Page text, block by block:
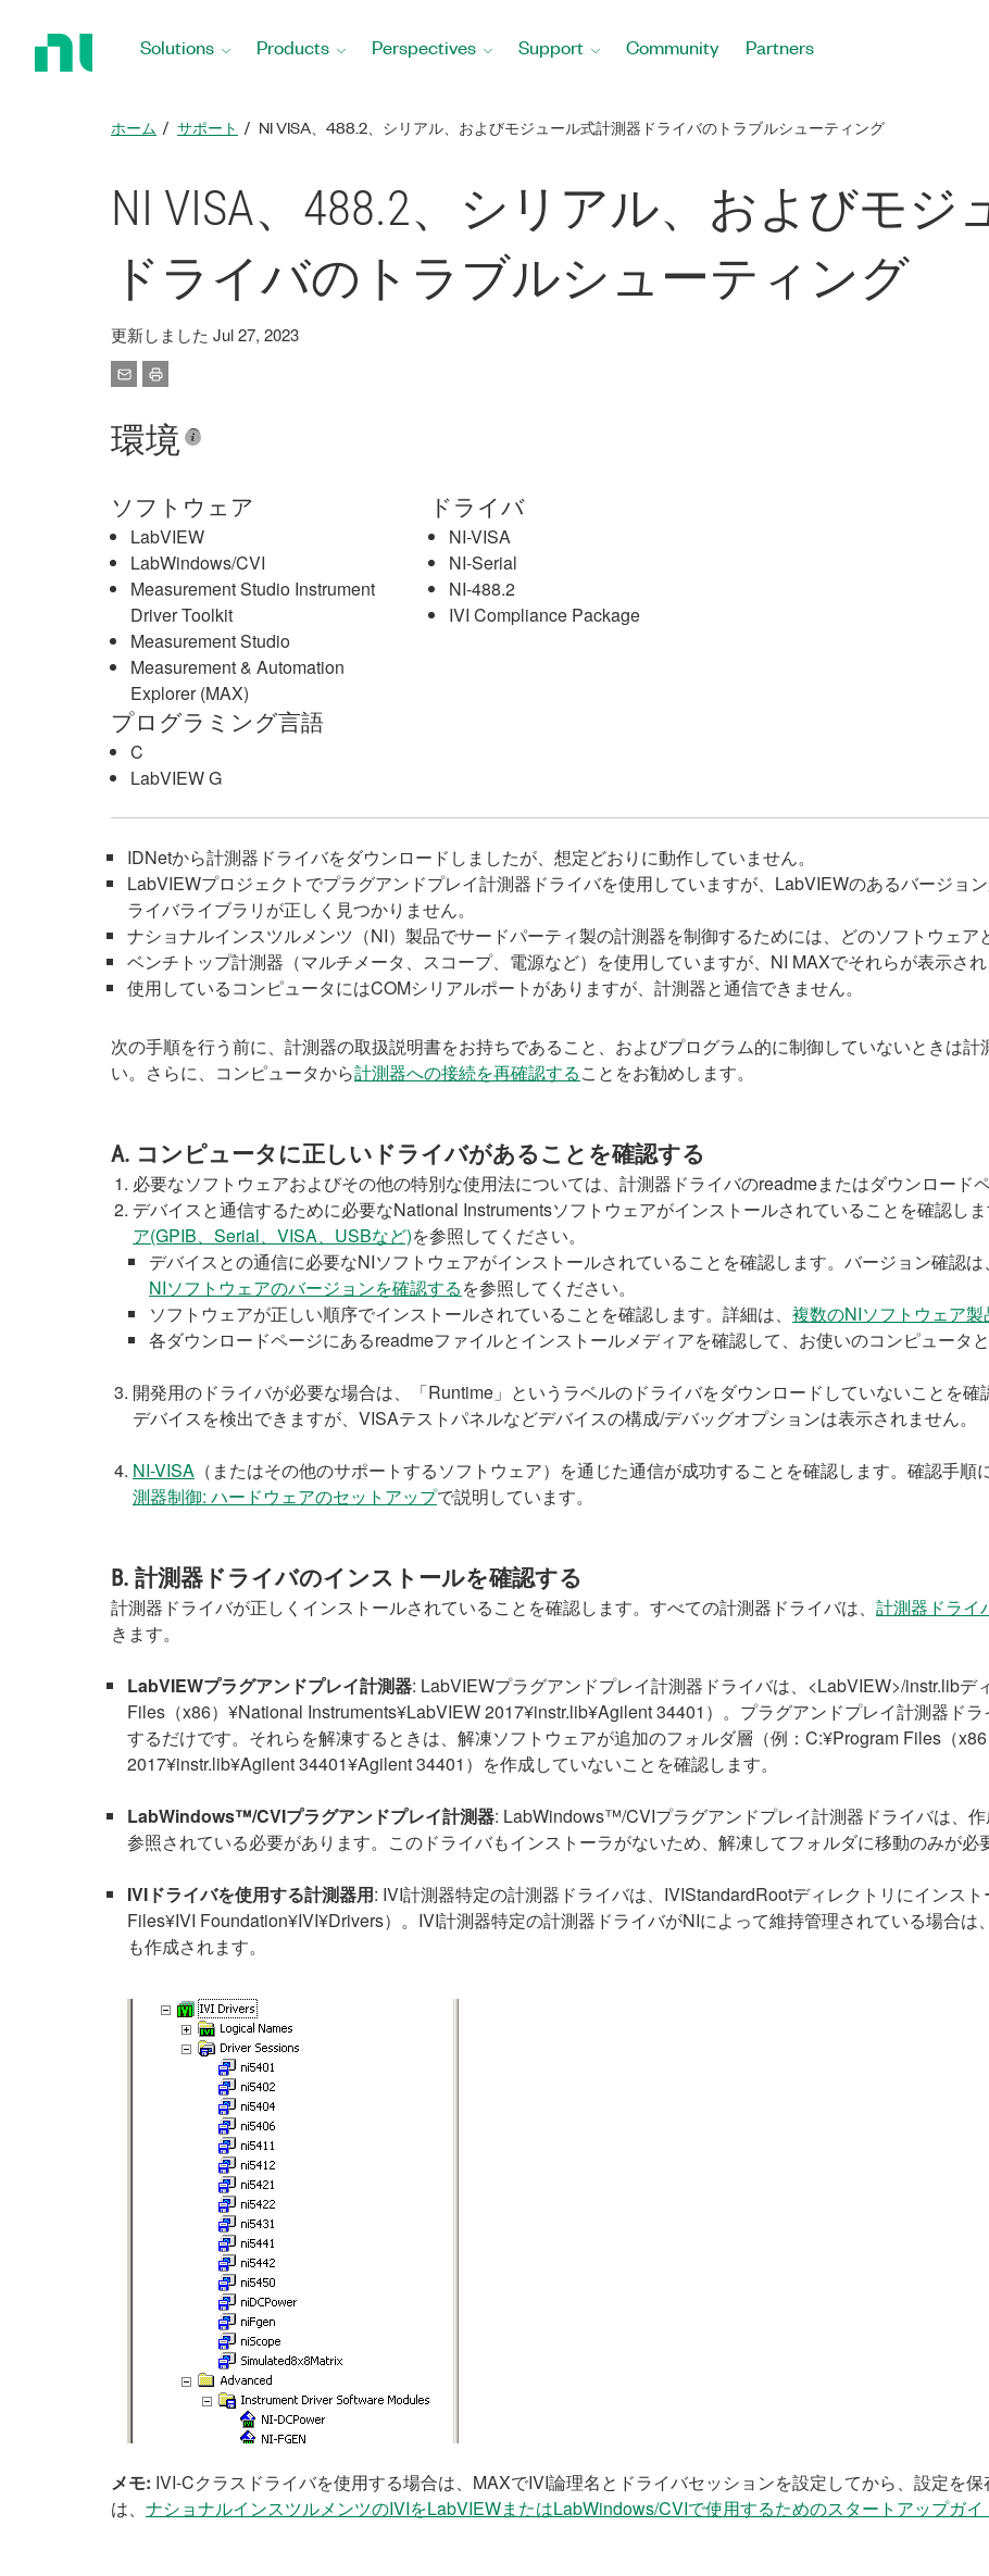
Solutions Products Perspectives Support Community Partners
ホーム サポート NI VISA、488.2、シリアル、およびモジュール式計測器ドライバのトラブルシューティング
NI VISA、488.2、シリアル、およびモジ
ドライバのトラブルシューティング
更新しました Jul 27, 2023
環境
ソフトウェア
LabVIEW
LabWindows/CVI
Measurement Studio Instrument
Driver Toolkit
Measurement Studio
Measurement & Automation
Explorer (MAX)
ドライバ
NI-VISA
NI-Serial
NI-488.2
IVI Compliance Package
プログラミング言語
C
LabVIEW G
IDNetから計測器ドライバをダウンロードしましたが、想定どおりに動作していません。
LabVIEWプロジェクトでプラグアンドプレイ計測器ドライバを使用していますが、LabVIEWのあるバージョ
ライバライブラリが正しく見つかりません。
ナショナルインスツルメンツ（NI）製品でサードパーティ製の計測器を制御するためには、どのソフトウェア
ベンチトップ計測器（マルチメータ、スコープ、電源など）を使用していますが、NI MAXでそれらが表示され
使用しているコンピュータにはCOMシリアルポートがありますが、計測器と通信できません。
次の手順を行う前に、計測器の取扱説明書をお持ちであること、およびプログラム的に制御していないときは
い。さらに、コンピュータから計測器への接続を再確認することをお勧めします。
A. コンピュータに正しいドライバがあることを確認する
必要なソフトウェアおよびその他の特別な使用法については、計測器ドライバのreadmeまたはダウンロード
デバイスと通信するために必要なNational Instrumentsソフトウェアがインストールされていることを確認し
ア(GPIB、Serial、VISA、USBなど)を参照してください。
デバイスとの通信に必要なNIソフトウェアがインストールされていることを確認します。バージョン確認は、
NIソフトウェアのバージョンを確認するを参照してください。
ソフトウェアが正しい順序でインストールされていることを確認します。詳細は、 複数のNIソフトウェア
各ダウンロードページにあるreadmeファイルとインストールメディアを確認して、お使いのコンピュータ
開発用のドライバが必要な場合は、「Runtime」というラベルのドライバをダウンロードしていないことを
デバイスを検出できますが、VISAテストパネルなどデバイスの構成/デバッグオプションは表示されません。
NI-VISA （またはその他のサポートするソフトウェア）を通じた通信が成功することを確認します。確認手
測器制御: ハードウェアのセットアップで説明しています。
B. 計測器ドライバのインストールを確認する
計測器ドライバが正しくインストールされていることを確認します。すべての計測器ドライバは、 計測器ドライ
きます。
LabVIEWプラグアンドプレイ計測器: LabVIEWプラグアンドプレイ計測器ドライバは、<LabVIEW>/instr.lib
Files（x86）¥National Instruments¥LabVIEW 2017¥instr.lib¥Agilent 34401）。プラグアンドプレイ計測器ド
するだけです。それらを解凍するときは、解凍ソフトウェアが追加のフォルダ層（例：C:¥Program Files（
2017¥instr.lib¥Agilent 34401¥Agilent 34401）を作成していないことを確認します。
LabWindows™/CVIプラグアンドプレイ計測器: LabWindows™/CVIプラグアンドプレイ計測器ドライバは、
参照されている必要があります。このドライバもインストーラがないため、解凍してフォルダに移動のみが必
IVIドライバを使用する計測器用: IVI計測器特定の計測器ドライバは、IVIStandardRootディレクトリにインス
Files¥IVI Foundation¥IVI¥Drivers）。IVI計測器特定の計測器ドライバがNIによって維持管理されている場合は
も作成されます。
メモ: IVI-Cクラスドライバを使用する場合は、MAXでIVI論理名とドライバセッションを設定してから、設定を
は、 ナショナルインスツルメンツのIVIをLabVIEWまたはLabWindows/CVIで使用するためのスタートアップガイ